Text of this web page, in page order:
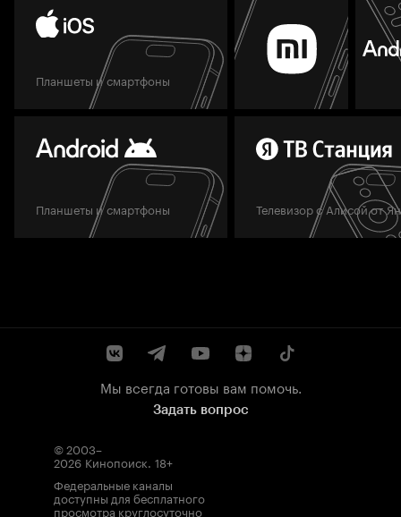
Планшеты и смартфоны
Планшеты и смартфоны Телевизор с Алисой от
Мы всегда готовы вам помочь.
Задать вопрос
© 2003–
2026 Кинопоиск. 18+
Федеральные каналы
доступны для бесплатного
просмотра круглосуточно